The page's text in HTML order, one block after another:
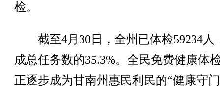
检。
截至4月30日，全州已体检59234人
成总任务数的35.3%。全民免费健康体
正逐步成为甘南州惠民利民的“健康守